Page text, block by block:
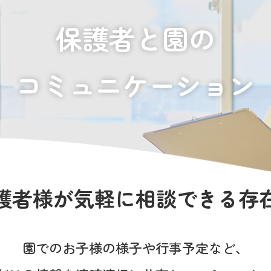
保護者と園の
コミュニケーション
者様が気軽に相談できる存
園でのお子様の様子や行事予定など、